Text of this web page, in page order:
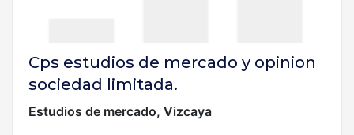
Cps estudios de mercado y opinion
sociedad limitada.
Estudios de mercado, Vizcaya